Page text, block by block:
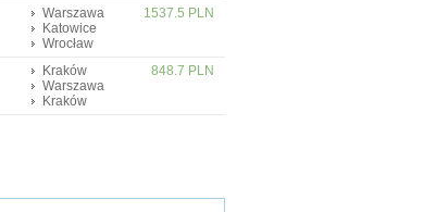
Warszawa
Katowice
Wrocław
1537.5 PLN
Kraków
Warszawa
Kraków
848.7 PLN